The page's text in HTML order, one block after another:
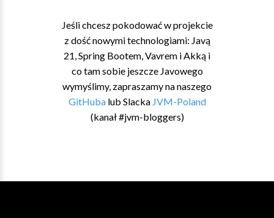
Jeśli chcesz pokodować w projekcie
z dość nowymi technologiami: Javą
21, Spring Bootem, Vavrem i Akką i
co tam sobie jeszcze Javowego
wymyślimy, zapraszamy na naszego
GitHubalub Slacka JVM-Poland
(kanał #jvm-bloggers)